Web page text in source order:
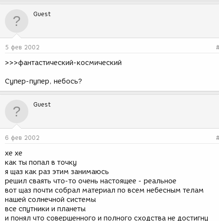
Guest
5 фев 2002
>>>фантастический-космический
Супер-пупер, небось?
Guest
6 фев 2002
хе хе
как ты попал в точку
я щаз как раз этим занимаюсь
решил сваять что-то очень настоящее - реальное
вот щаз почти собрал материал по всем небесным телам
нашей солнечной системы
все спутники и планеты
и понял что совершенного и полного сходства не достигну